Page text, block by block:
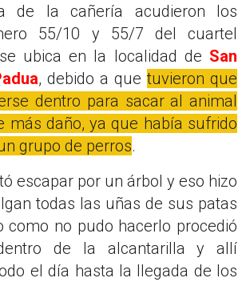
de la cañería acudieron los
55/10 y 55/7 del cuartel
ubica en la localidad de San
, debido a quetuvieron que
dentro para sacar al animal
más daño, ya que había sufrido
grupo de perros.
escapar por un árbol y eso hizo
todas las uñas de sus patas
como no pudo hacerlo procedió
de la alcantarilla y allí
el día hasta la llegada de los